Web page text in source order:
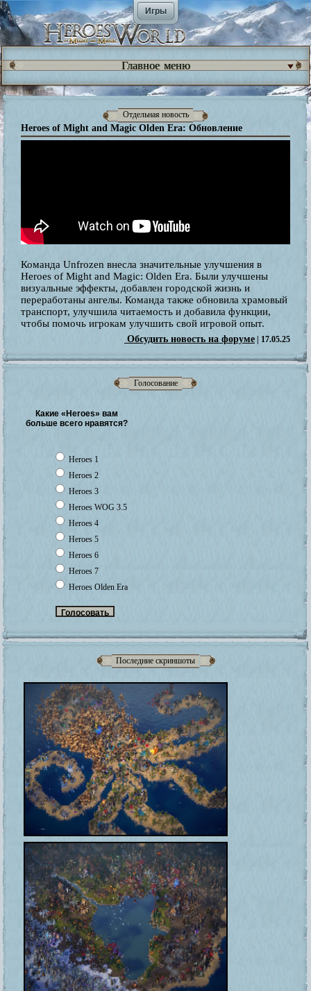
Игры
Голосование
Какие «Heroes» вам
больше всего нравятся?
Heroes 1
Heroes 2
Heroes 3
Heroes WOG 3.5
Heroes 4
Heroes 5
Heroes 6
Heroes 7
Heroes Olden Era
Последние скриншоты
Главное меню
Отдельная новость
Heroes of Might and Magic Olden Era: Обновление
Команда Unfrozen внесла значительные улучшения в
Heroes of Might and Magic: Olden Era. Были улучшены
визуальные эффекты, добавлен городской жизнь и
переработаны ангелы. Команда также обновила храмовый
транспорт, улучшила читаемость и добавила функции,
чтобы помочь игрокам улучшить свой игровой опыт.
Обсудить новость на форуме | 17.05.25